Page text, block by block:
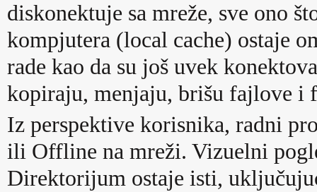
diskonektuje sa mreže, sve ono
kompjutera (local cache) ostaje
rade kao da su još uvek
kopiraju, menjaju, brišu fajlove i
Iz perspektive korisnika, radni
ili Offline na mreži. Vizuelni
Direktorijum ostaje isti,